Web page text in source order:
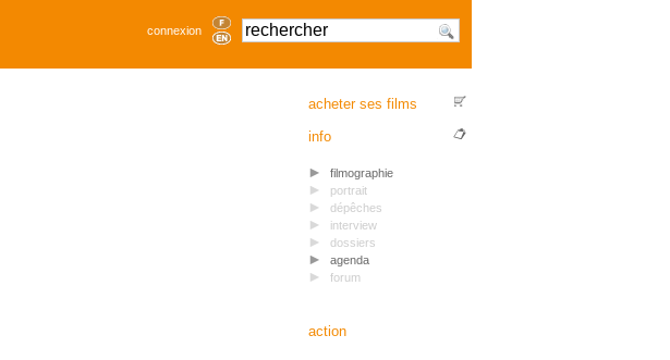
connexion
acheter ses films
info
filmographie
portrait
dépêches
interview
dossiers
agenda
forum
action